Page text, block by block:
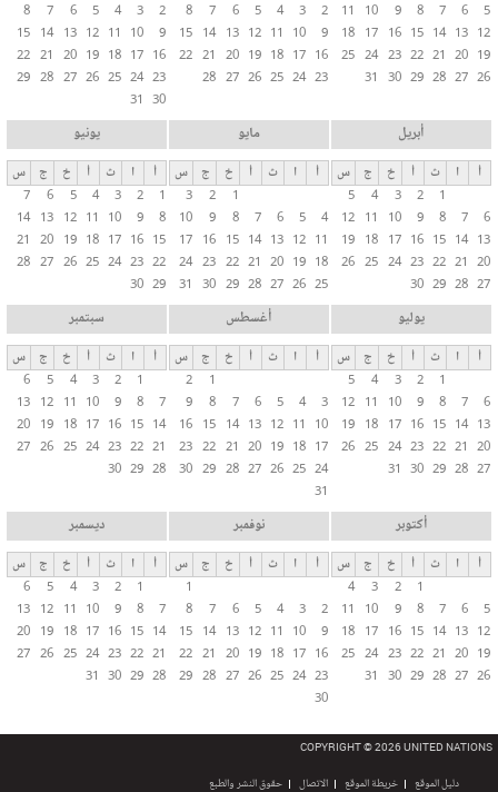
ت
ا
ل
أ
س
ا
س
ي
ة
5
6
7
8
9
10
11
12
13
14
15
16
17
18
19
20
21
22
23
24
25
26
27
28
29
30
31
2
3
4
5
6
7
8
9
10
11
12
13
14
15
16
17
18
19
20
21
22
23
24
25
26
27
28
2
3
4
5
6
7
8
9
10
11
12
13
14
15
16
17
18
19
20
21
22
23
24
25
26
27
28
29
30
31
أبريل
أ ا ث أ خ ج
س
1
2
3
4
5
6
7
8
9
10
11
12
13
14
15
16
17
18
19
20
21
22
23
24
25
26
27
28
29
30
مايو
أ ا ث أ خ ج
س
1
2
3
4
5
6
7
8
9
10
11
12
13
14
15
16
17
18
19
20
21
22
23
24
25
26
27
28
29
30
31
يونيو
أ ا ث أ خ ج
س
1
2
3
4
5
6
7
8
9
10
11
12
13
14
15
16
17
18
19
20
21
22
23
24
25
26
27
28
29
30
يوليو
أ ا ث أ خ ج
س
1
2
3
4
5
6
7
8
9
10
11
12
13
14
15
16
17
18
19
20
21
22
23
24
25
26
27
28
29
30
31
أغسطس
أ ا ث أ خ ج
س
1
2
3
4
5
6
7
8
9
10
11
12
13
14
15
16
17
18
19
20
21
22
23
24
25
26
27
28
29
30
31
سبتمبر
أ ا ث أ خ ج
س
1
2
3
4
5
6
7
8
9
10
11
12
13
14
15
16
17
18
19
20
21
22
23
24
25
26
27
28
29
30
أكتوبر
أ ا ث أ خ ج
س
1
2
3
4
5
6
7
8
9
10
11
12
13
14
15
16
17
18
19
20
21
22
23
24
25
26
27
28
29
30
31
نوفمبر
أ ا ث أ خ ج
س
1
2
3
4
5
6
7
8
9
10
11
12
13
14
15
16
17
18
19
20
21
22
23
24
25
26
27
28
29
30
ديسمبر
أ ا ث أ خ ج
س
1
2
3
4
5
6
7
8
9
10
11
12
13
14
15
16
17
18
19
20
21
22
23
24
25
26
27
28
29
30
31
COPYRIGHT © 2026 UNITED NATIONS
دليل الموقع خريطة الموقع الاتصال حقوق النشر والطبع